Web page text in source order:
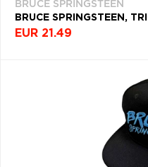
BRUCE SPRINGSTEEN
EUR 21.49